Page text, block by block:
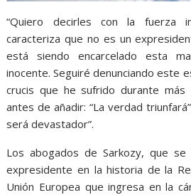
“Quiero decirles con la fuerza
caracteriza que no es un
está siendo encarcelado esta
inocente. Seguiré denunciando este
crucis que he sufrido durante más
antes de añadir: “La verdad
será devastador”.
Los abogados de Sarkozy, que
expresidente en la historia de la
Unión Europea que ingresa en la